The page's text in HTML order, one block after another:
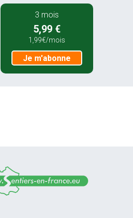
3 mois
5,99 €
1,99€/mois
Je m'abonne